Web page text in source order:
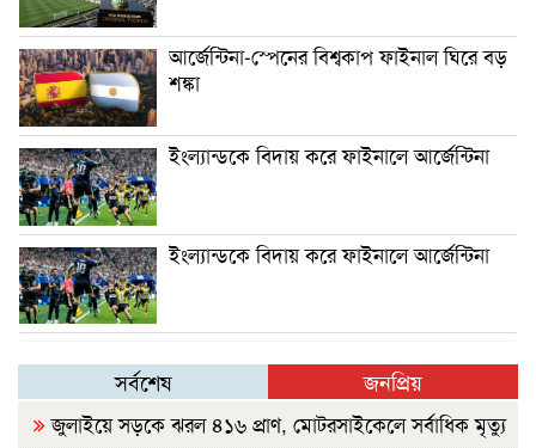
আর্জেন্টিনা-স্পেনের বিশ্বকাপ ফাইনাল ঘিরে বড়
শঙ্কা
ইংল্যান্ডকে বিদায় করে ফাইনালে আর্জেন্টিনা
ইংল্যান্ডকে বিদায় করে ফাইনালে আর্জেন্টিনা
সর্বশেষ জনপ্রিয়
জুলাইয়ে সড়কে ঝরল ৪১৬ প্রাণ, মোটরসাইকেলে সর্বাধিক মৃত্যু